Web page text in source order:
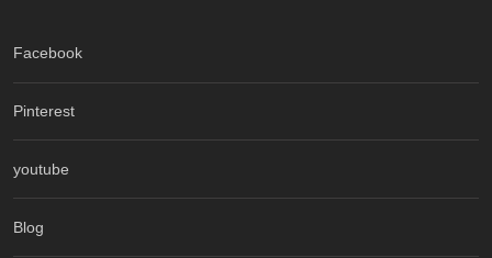
Facebook
Pinterest
youtube
Blog